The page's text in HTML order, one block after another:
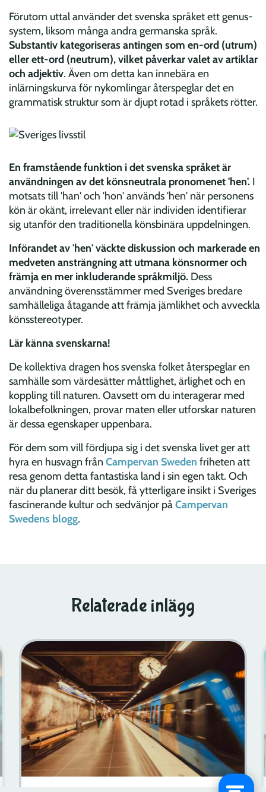
Förutom uttal använder det svenska språket ett genus-
system, liksom många andra germanska språk.
Substantiv kategoriseras antingen som en-ord (utrum)
eller ett-ord (neutrum), vilket påverkar valet av artiklar
och adjektiv. Även om detta kan innebära en
inlärningskurva för nykomlingar återspeglar det en
grammatisk struktur som är djupt rotad i språkets rötter.
En framstående funktion i det svenska språket är
användningen av det könsneutrala pronomenet 'hen'. I
motsats till 'han' och 'hon' används 'hen' när personens
kön är okänt, irrelevant eller när individen identifierar
sig utanför den traditionella könsbinära uppdelningen.
Införandet av 'hen' väckte diskussion och markerade en
medveten ansträngning att utmana könsnormer och
främja en mer inkluderande språkmiljö. Dess
användning överensstämmer med Sveriges bredare
samhälleliga åtagande att främja jämlikhet och avveckla
könsstereotyper.
Lär känna svenskarna!
De kollektiva dragen hos svenska folket återspeglar en
samhälle som värdesätter måttlighet, ärlighet och en
koppling till naturen. Oavsett om du interagerar med
lokalbefolkningen, provar maten eller utforskar naturen
är dessa egenskaper uppenbara.
För dem som vill fördjupa sig i det svenska livet ger att
hyra en husvagn från Campervan Sweden friheten att
resa genom detta fantastiska land i sin egen takt. Och
när du planerar ditt besök, få ytterligare insikt i Sveriges
fascinerande kultur och sedvänjor påCampervan
Swedens blogg.
Relaterade inlägg